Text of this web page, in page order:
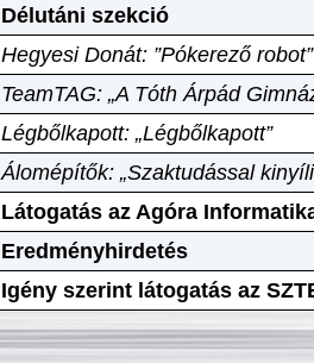
Délutáni szekció
Hegyesi Donát: ”Pókerező robot”
TeamTAG: „A Tóth Árpád
Légbőlkapott: „Légbőlkapott”
Álomépítők: „Szaktudással
Látogatás az Agóra
Eredményhirdetés
Igény szerint látogatás az